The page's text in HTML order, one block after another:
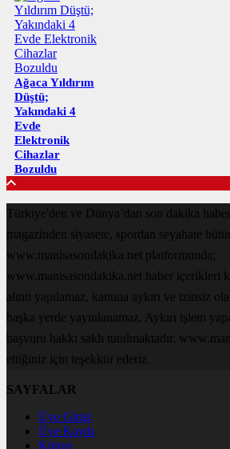
Ağaca Yıldırım
Düştü;
Yakındaki 4
Evde
Elektronik
Cihazlar
Bozuldu
Türkiye'den ve Dünya’dan son dakika
magazinden siyasete, spordan seyahate
www.manisasondakika.net platformunda;
www.manisasondakika.net haber içerikleri
alıntı yapılamaz, kanuna aykırı ve izinsiz
başka yerde yayınlanamaz. Aykırı işlem
başvuru hakkı saklı tutulmaktadır.
ettiğiniz için teşekkür ederiz.
SAYFALAR
Üye Girişi
Üye Kaydı
Künye